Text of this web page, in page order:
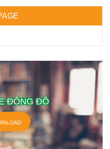
ĐÔNG ĐÔ